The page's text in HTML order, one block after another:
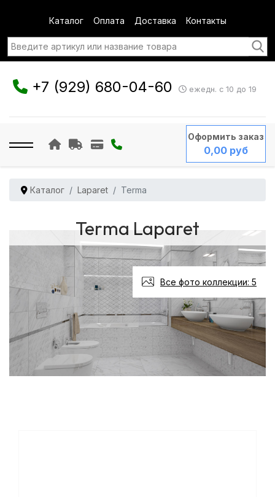
Каталог Оплата Доставка Контакты
+7 (929) 680-04-60 ежедн. с 10 до 19
Оформить заказ
0,00 руб
Каталог Laparet Terma
Terma Laparet
Все фото коллекции: 5